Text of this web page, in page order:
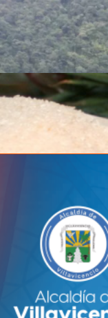
si no
por el